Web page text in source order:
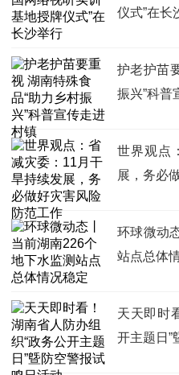
仪式”在长
护老护苗
振兴”科普
世界观点
展，务必
环球微动
站点总体
天天即时
开主题日”